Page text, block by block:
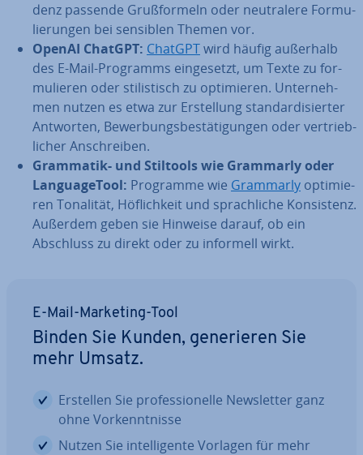
denz passende Gruß­for­meln oder neu­tra­le­re For­mu­
lie­run­gen bei sensiblen Themen vor.
OpenAI ChatGPT: ChatGPTwird häufig außerhalb
des E-Mail-Programms ein­ge­setzt, um Texte zu for­
mu­lie­ren oder sti­lis­tisch zu op­ti­mie­ren. Un­ter­neh­
men nutzen es etwa zur Er­stel­lung stan­dar­di­sier­ter
Antworten, Be­wer­bungs­be­stä­ti­gun­gen oder ver­trieb­
li­cher An­schrei­ben.
Grammatik- und Stiltools wie Grammarly oder
Lan­guage­Tool: Programme wie Grammarly op­ti­mie­
ren Tonalität, Höf­lich­keit und sprach­li­che Kon­sis­tenz.
Außerdem geben sie Hinweise darauf, ob ein
Abschluss zu direkt oder zu informell wirkt.
E-Mail-Marketing-Tool
Binden Sie Kunden, ge­ne­rie­ren Sie
mehr Umsatz.
Erstellen Sie pro­fes­sio­nel­le News­let­ter ganz
ohne Vor­kennt­nis­se
Nutzen Sie in­tel­li­gen­te Vorlagen für mehr